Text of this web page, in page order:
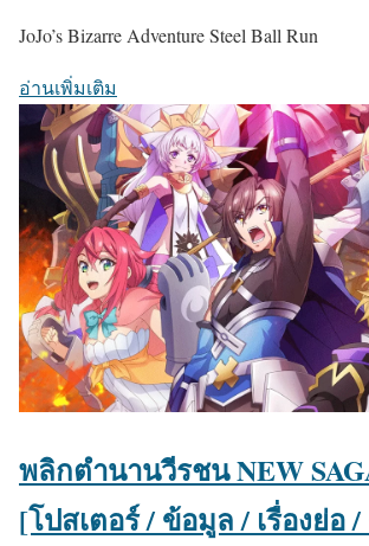
JoJo’s Bizarre Adventure Steel Ball Run
อ่านเพิ่มเติม
พลิกตำนานวีรชน NEW
[โปสเตอร์ / ข้อมูล / เรื่องย่อ